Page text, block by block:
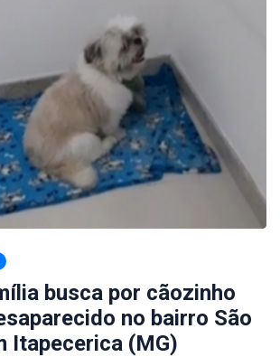
busca por cãozinho
no bairro São
Itapecerica (MG)